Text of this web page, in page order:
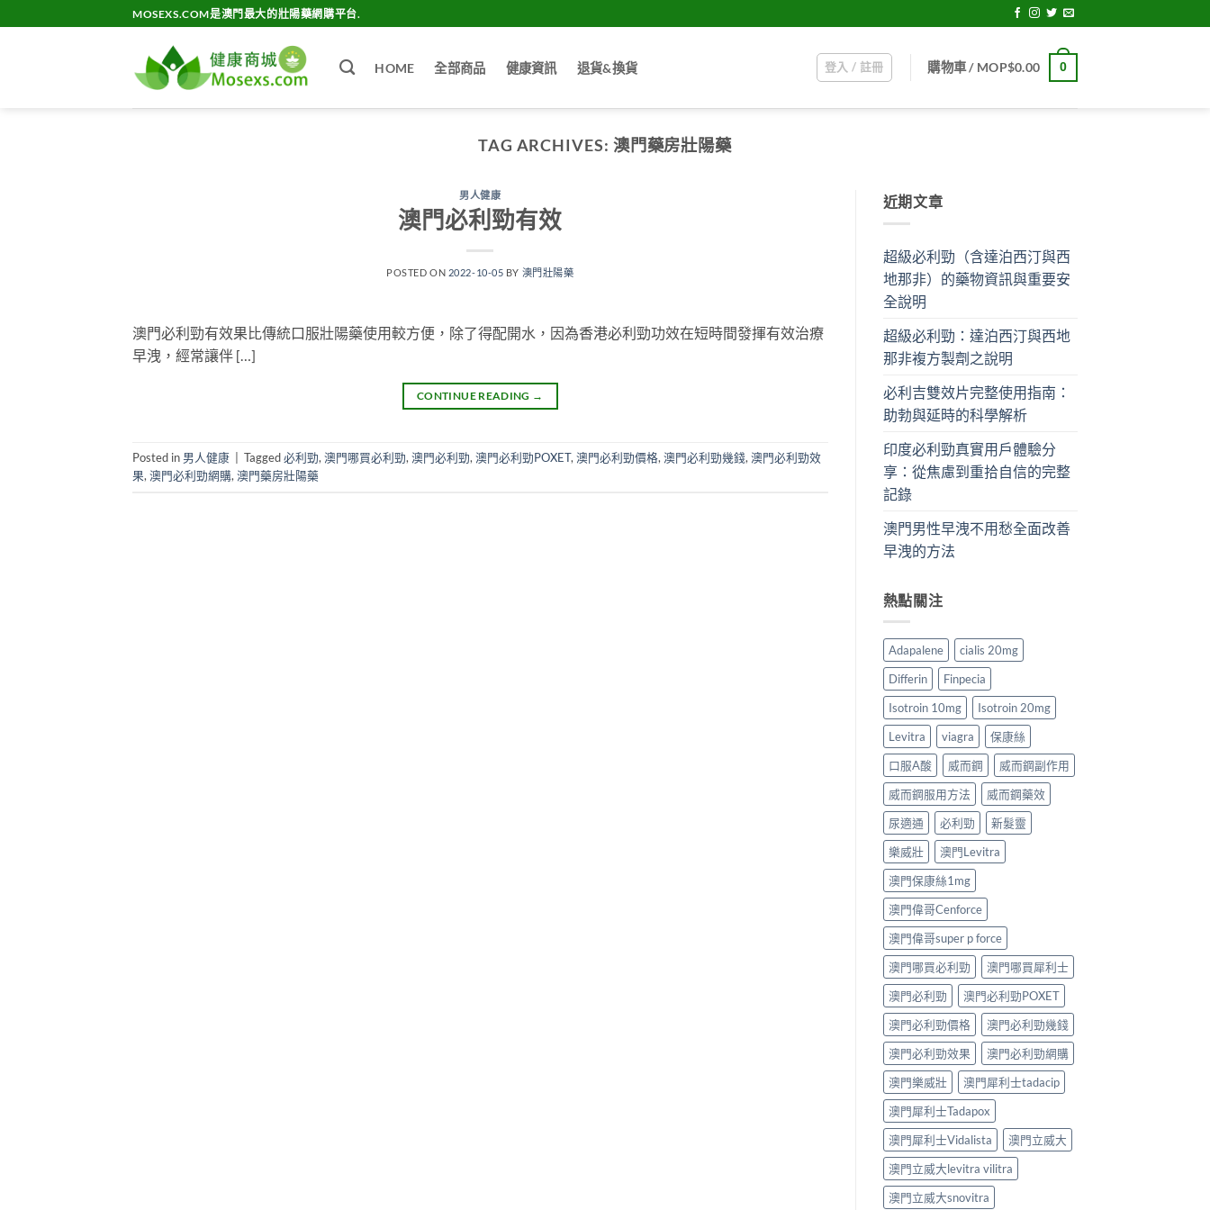
to
MOSEXS.COM是澳門最大的壯陽藥網購平台.
HOME 全部商品 健康資訊 退貨&換貨 登入 / 註冊 購物車 / MOP$0.00 0
TAG ARCHIVES: 澳門藥房壯陽藥
男人健康
澳門必利勁有效
POSTED ON 2022-10-05 BY 澳門壯陽藥
澳門必利勁有效果比傳統口服壯陽藥使用較方便，除了得配開水，因為香港必利勁功效在短時間發揮有效治療
早洩，經常讓伴 […]
CONTINUE READING →
Posted in 男人健康 Tagged必利勁, 澳門哪買必利勁, 澳門必利勁, 澳門必利勁POXET, 澳門必利勁價格, 澳門必利勁幾錢, 澳門必利勁效
果, 澳門必利勁網購, 澳門藥房壯陽藥
近期文章
超級必利勁（含達泊西汀與西
地那非）的藥物資訊與重要安
全說明
超級必利勁：達泊西汀與西地
那非複方製劑之說明
必利吉雙效片完整使用指南：
助勃與延時的科學解析
印度必利勁真實用戶體驗分
享：從焦慮到重拾自信的完整
記錄
澳門男性早洩不用愁全面改善
早洩的方法
熱點關注
Adapalene
cialis 20mg
Differin
Finpecia
Isotroin 10mg
Isotroin 20mg
Levitra
viagra
保康絲
口服A酸
威而鋼
威而鋼副作用
威而鋼服用方法
威而鋼藥效
尿適通
必利勁
新髮靈
樂威壯
澳門Levitra
澳門保康絲1mg
澳門偉哥Cenforce
澳門偉哥super p force
澳門哪買必利勁
澳門哪買犀利士
澳門必利勁
澳門必利勁POXET
澳門必利勁價格
澳門必利勁幾錢
澳門必利勁效果
澳門必利勁網購
澳門樂威壯
澳門犀利士tadacip
澳門犀利士Tadapox
澳門犀利士Vidalista
澳門立威大
澳門立威大levitra vilitra
澳門立威大snovitra